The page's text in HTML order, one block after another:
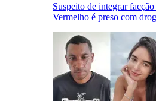
Suspeito de integrar
Vermelho é preso com